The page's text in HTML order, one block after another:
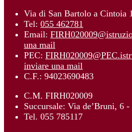
Via di San Bartolo a Cintoia
Tel: 055 462781
Email:
una mail
PEC:
inviare una mail
C.F.: 94023690483
C.M. FIRH020009
Succursale: Via de’Bruni, 6
Tel. 055 785117